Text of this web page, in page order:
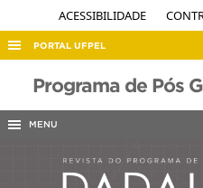
ACESSIBILIDADE
PORTAL UFPEL
ACESSO À INFORMAÇÃO
Programa de Pós
MENU